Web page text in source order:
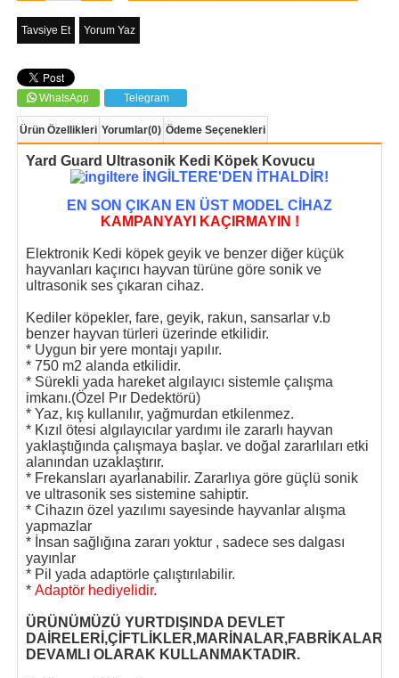
Tavsiye Et Yorum Yaz
WhatsApp Telegram
Ürün Özellikleri Yorumlar(0) Ödeme Seçenekleri
Yard Guard Ultrasonik Kedi Köpek Kovucu
İNGİLTERE'DEN İTHALDİR!
EN SON ÇIKAN EN ÜST MODEL CİHAZ
KAMPANYAYI KAÇIRMAYIN !
Elektronik Kedi köpek geyik ve benzer diğer küçük
hayvanları kaçırıcı hayvan türüne göre sonik ve
ultrasonik ses çıkaran cihaz.
Kediler köpekler, fare, geyik, rakun, sansarlar v.b
benzer hayvan türleri üzerinde etkilidir.
* Uygun bir yere montajı yapılır.
* 750 m2 alanda etkilidir.
* Sürekli yada hareket algılayıcı sistemle çalışma
imkanı.(Özel Pır Dedektörü)
* Yaz, kış kullanılır, yağmurdan etkilenmez.
* Kızıl ötesi algılayıcılar yardımı ile zararlı hayvan
yaklaştığında çalışmaya başlar. ve doğal zararlıları etki
alanından uzaklaştırır.
* Frekansları ayarlanabilir. Zararlıya göre güçlü sonik
ve ultrasonik ses sistemine sahiptir.
* Cihazın özel yazılımı sayesinde hayvanlar alışma
yapmazlar
* İnsan sağlığına zararı yoktur , sadece ses dalgası
yayınlar
* Pil yada adaptörle çalıştırılabilir.
* Adaptör hediyelidir.
ÜRÜNÜMÜZÜ YURTDIŞINDA DEVLET
DEVAMLI OLARAK KULLANMAKTADIR.